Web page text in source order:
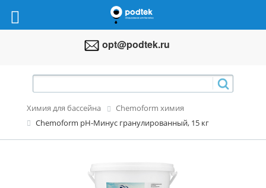
opt@podtek.ru
Химия для бассейна
Chemoform химия
Chemoform pH-Mинус гранулированный, 15 кг